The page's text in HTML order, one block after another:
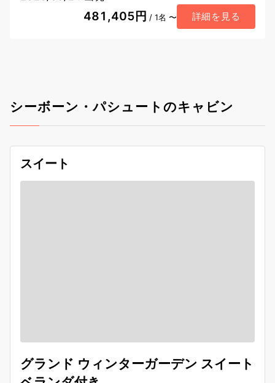
481,405円 / 1名 〜 詳細を見る
シーボーン・パシュートのキャビン
スイート
グランド ウィンターガーデン スイート